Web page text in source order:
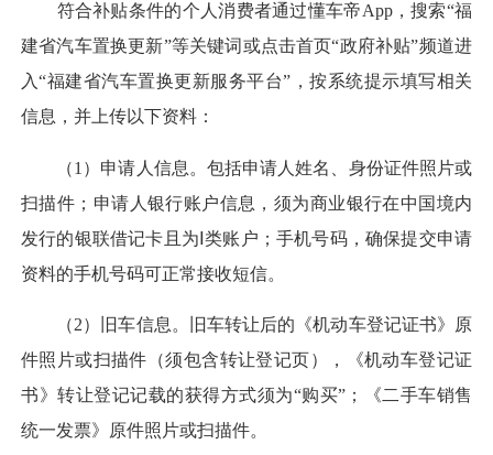
符合补贴条件的个人消费者通过懂车帝App，搜索“福
建省汽车置换更新”等关键词或点击首页“政府补贴”频道进
入“福建省汽车置换更新服务平台”，按系统提示填写相关
信息，并上传以下资料：
（1）申请人信息。包括申请人姓名、身份证件照片或
扫描件；申请人银行账户信息，须为商业银行在中国境内
发行的银联借记卡且为Ⅰ类账户；手机号码，确保提交申请
资料的手机号码可正常接收短信。
（2）旧车信息。旧车转让后的《机动车登记证书》原
件照片或扫描件（须包含转让登记页），《机动车登记证
书》转让登记记载的获得方式须为“购买”；《二手车销售
统一发票》原件照片或扫描件。